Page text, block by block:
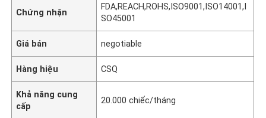
Chứng nhận
FDA,REACH,ROHS,ISO9001,ISO14001,I
SO45001
Giá bán negotiable
Hàng hiệu CSQ
Khả năng cung
cấp
20.000 chiếc/tháng